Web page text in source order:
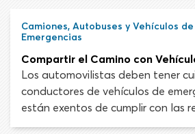
desafíos de compartir el camino
regulares y autobuses escolares.
Camiones, Autobuses y Vehículos de
Emergencias
Los automovilistas deben tener
conductores de vehículos de
están exentos de cumplir con las
estándar cuando activan las